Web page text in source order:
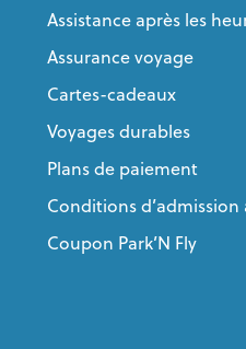
Assistance après les
Assurance voyage
Cartes-cadeaux
Voyages durables
Plans de paiement
Conditions d’admission
Coupon Park’N Fly